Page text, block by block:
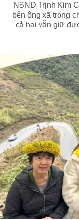
NSND Trịnh Kim
bên ông xã trong
cả hai vẫn giữ